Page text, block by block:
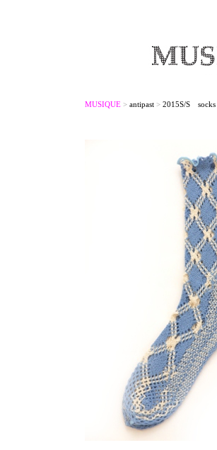
MUSIQUE > antipast > 2015S/S socks